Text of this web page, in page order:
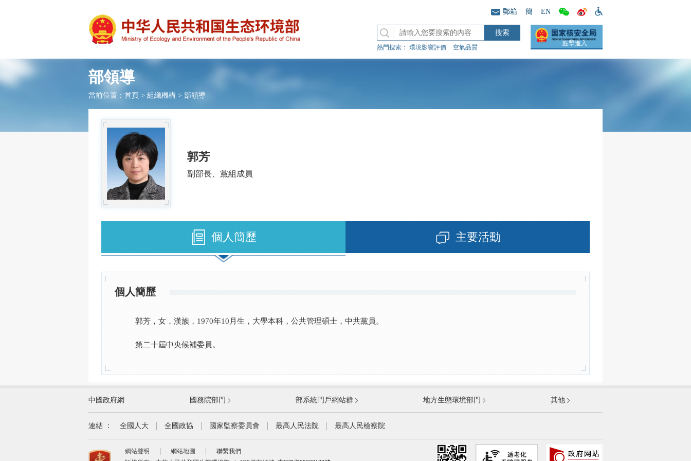
郵箱 簡 EN
熱門搜索： 環境影響評價 空氣品質
點擊進入
部領導
當前位置： 首頁 > 組織機構 > 部領導
郭芳
副部長、黨組成員
個人簡歷 主要活動
個人簡歷
郭芳，女，漢族，1970年10月生，大學本科，公共管理碩士，中共黨員。
第二十屆中央候補委員。
外交部 國防部
國家發展和改革委員會
國家民族事務委員會
公安部
司法部
財政部
人力資源和社會保障部
自然資源部
住房和城鄉建設部
中國政府網 國務院部門 部系統門戶網站群 地方生態環境部門 其他
連結 ： 全國人大 全國政協 國家監察委員會 最高人民法院 最高人民檢察院
網站聲明 網站地圖
聯繫我們